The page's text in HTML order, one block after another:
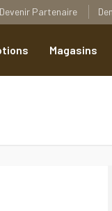
Devenir Partenaire
Magasins